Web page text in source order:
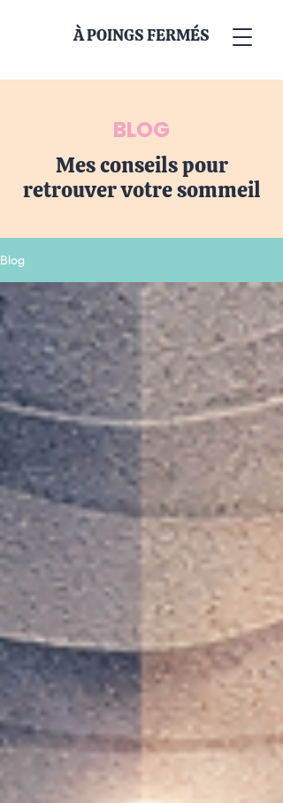
À POINGS FERMÉS
BLOG
Mes conseils pour
retrouver votre sommeil
Blog